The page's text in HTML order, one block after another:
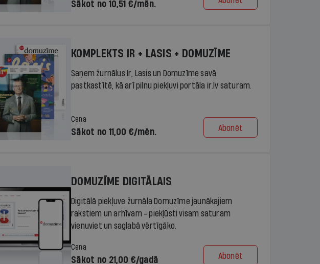
Sākot no 10,51 €/mēn.
KOMPLEKTS IR + LASIS + DOMUZĪME
Saņem žurnālus Ir, Lasis un Domuzīme savā
pastkastītē, kā arī pilnu piekļuvi portāla ir.lv saturam.
Cena
Sākot no 11,00 €/mēn. Abonēt
DOMUZĪME DIGITĀLAIS
Digitālā piekļuve žurnāla Domuzīme jaunākajiem
rakstiem un arhīvam - piekļūsti visam saturam
vienuviet un saglabā vērtīgāko.
Cena
Sākot no 21,00 €/gadā Abonēt